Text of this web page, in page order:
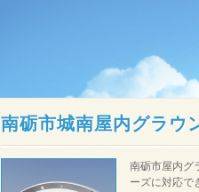
南砺市城南屋内グラウ
南砺市屋内グ
ーズに対応で